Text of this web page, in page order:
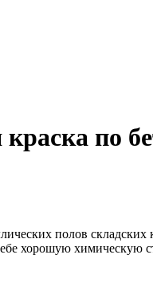
по
полов
хорошую химическую